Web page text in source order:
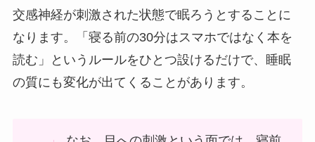
交感神経が刺激された状態で眠ろうとすることに
なります。「寝る前の30分はスマホではなく本を
読む」というルールをひとつ設けるだけで、睡眠
の質にも変化が出てくることがあります。